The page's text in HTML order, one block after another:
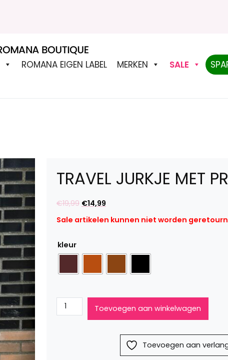
ROMANA BOUTIQUE
ROMANA EIGEN LABEL MERKEN SALE
TRAVEL JURKJE MET
€19,99 Oorspronkelijke
prijs
€14,99Huidige
prijs
Sale artikelen kunnen niet worden
kleur
Travel
jurkje
Toevoegen aan winkelwagen
Toevoegen aan